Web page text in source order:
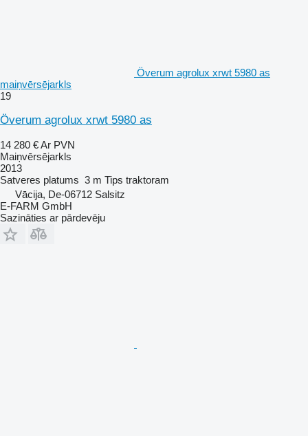
Överum agrolux xrwt 5980 as
maiņvērsējarkls
19
Överum agrolux xrwt 5980 as
14 280 €Ar PVN
Maiņvērsējarkls
2013
Satveres platums 3 m Tips traktoram
Vācija, De-06712 Salsitz
E-FARM GmbH
Sazināties ar pārdevēju